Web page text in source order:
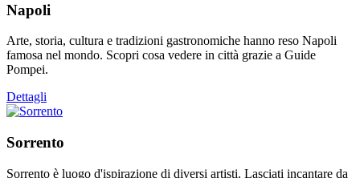
Napoli
Arte, storia, cultura e tradizioni gastronomiche hanno reso Napoli
famosa nel mondo. Scopri cosa vedere in città grazie a Guide
Pompei.
Dettagli
Sorrento
Sorrento è luogo d'ispirazione di diversi artisti. Lasciati incantare da